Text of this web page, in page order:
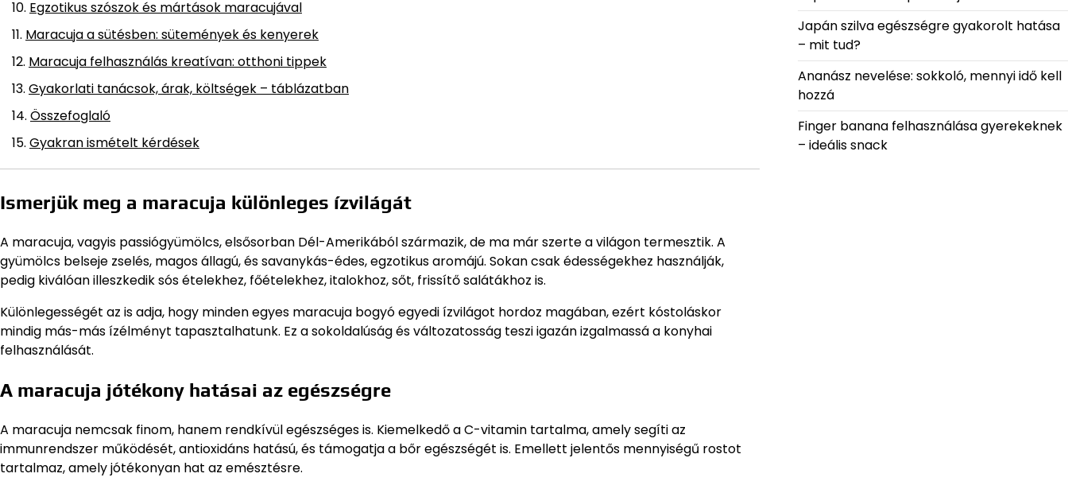
Egzotikus szószok és mártások maracujával
Maracuja a sütésben: sütemények és kenyerek
Maracuja felhasználás kreatívan: otthoni tippek
Gyakorlati tanácsok, árak, költségek – táblázatban
Összefoglaló
Gyakran ismételt kérdések
Ismerjük meg a maracuja különleges ízvilágát
A maracuja, vagyis passiógyümölcs, elsősorban Dél-Amerikából származik, de ma már szerte a világon termesztik. A
gyümölcs belseje zselés, magos állagú, és savanykás-édes, egzotikus aromájú. Sokan csak édességekhez használják,
pedig kiválóan illeszkedik sós ételekhez, főételekhez, italokhoz, sőt, frissítő salátákhoz is.
Különlegességét az is adja, hogy minden egyes maracuja bogyó egyedi ízvilágot hordoz magában, ezért kóstoláskor
mindig más-más ízélményt tapasztalhatunk. Ez a sokoldalúság és változatosság teszi igazán izgalmassá a konyhai
felhasználását.
A maracuja jótékony hatásai az egészségre
A maracuja nemcsak finom, hanem rendkívül egészséges is. Kiemelkedő a C-vitamin tartalma, amely segíti az
immunrendszer működését, antioxidáns hatású, és támogatja a bőr egészségét is. Emellett jelentős mennyiségű rostot
tartalmaz, amely jótékonyan hat az emésztésre.
Japán szilva egészségre gyakorolt hatása
– mit tud?
Ananász nevelése: sokkoló, mennyi idő kell
hozzá
Finger banana felhasználása gyerekeknek
– ideális snack